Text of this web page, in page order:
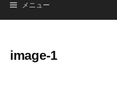
メニュー
image-1